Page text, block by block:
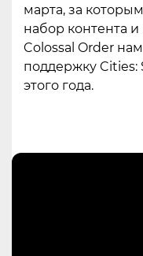
марта, за
набор контента
Colossal Order
поддержку Cities:
этого года.